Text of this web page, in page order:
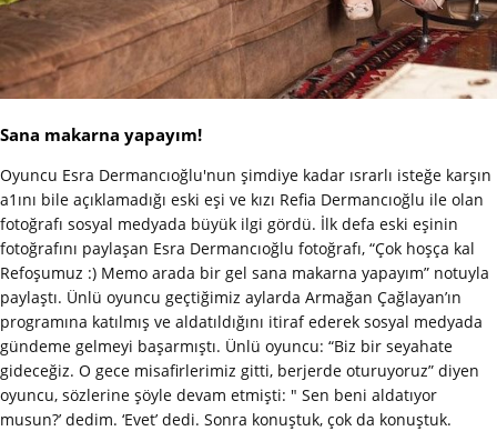
Sana makarna yapayım!
Oyuncu Esra Dermancıoğlu'nun şimdiye kadar ısrarlı isteğe karşın
a1ını bile açıklamadığı eski eşi ve kızı Refia Dermancıoğlu ile olan
fotoğrafı sosyal medyada büyük ilgi gördü. İlk defa eski eşinin
fotoğrafını paylaşan Esra Dermancıoğlu fotoğrafı, “Çok hoşça kal
Refoşumuz :) Memo arada bir gel sana makarna yapayım” notuyla
paylaştı. Ünlü oyuncu geçtiğimiz aylarda Armağan Çağlayan’ın
programına katılmış ve aldatıldığını itiraf ederek sosyal medyada
gündeme gelmeyi başarmıştı. Ünlü oyuncu: “Biz bir seyahate
gideceğiz. O gece misafirlerimiz gitti, berjerde oturuyoruz” diyen
oyuncu, sözlerine şöyle devam etmişti: " Sen beni aldatıyor
musun?’ dedim. ‘Evet’ dedi. Sonra konuştuk, çok da konuştuk.